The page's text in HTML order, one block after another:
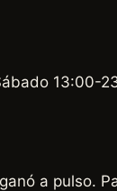
13:00-
a pulso.